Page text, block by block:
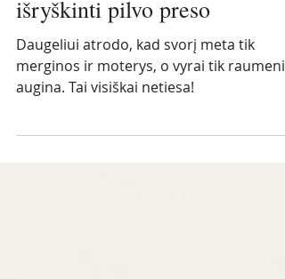
užkietėjimas neleidžia
išryškinti pilvo preso
Daugeliui atrodo, kad svorį meta tik